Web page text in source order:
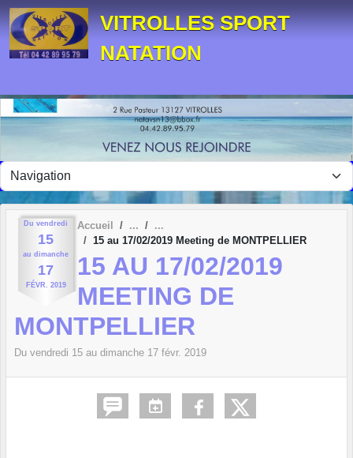
VITROLLES SPORT
NATATION
Du vendredi
15
au dimanche
17
FÉVR. 2019
Accueil
15 au 17/02/2019 Meeting de MONTPELLIER
15 AU 17/02/2019
MEETING DE
MONTPELLIER
Du vendredi 15 au dimanche 17 févr. 2019
Panneau de gestion des cookies